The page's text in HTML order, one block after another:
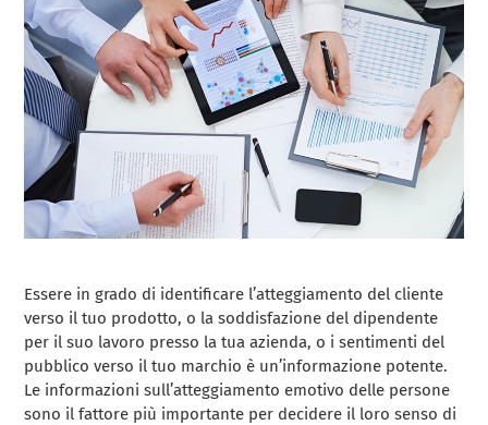
Essere in grado di identificare l’atteggiamento del cliente
verso il tuo prodotto, o la soddisfazione del dipendente
per il suo lavoro presso la tua azienda, o i sentimenti del
pubblico verso il tuo marchio è un’informazione potente.
Le informazioni sull’atteggiamento emotivo delle persone
sono il fattore più importante per decidere il loro senso di